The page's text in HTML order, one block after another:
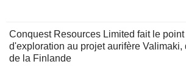
Conquest Resources Limited fait le
d'exploration au projet aurifère Valimaki,
de la Finlande